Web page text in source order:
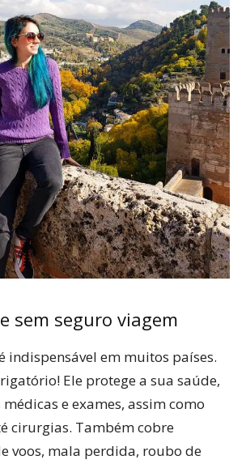
sem seguro viagem
indispensável em muitos países.
Ele protege a sua saúde,
e exames, assim como
cirurgias. Também cobre
voos, mala perdida, roubo de